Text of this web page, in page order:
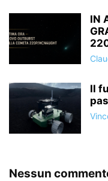
IN
Il
Nessun